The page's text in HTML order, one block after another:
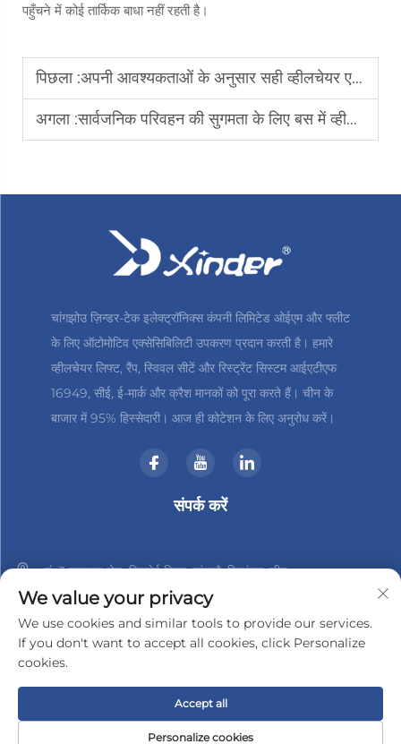
पहुँचने में कोई तार्किक बाधा नहीं रहती है।
पिछला :अपनी आवश्यकताओं के अनुसार सही व्हीलचेयर एक्सेसिबल वैन का चयन कैसे करें
अगला :सार्वजनिक परिवहन की सुगमता के लिए बस में व्हीलचेयर रैंप क्यों आवश्यक है
चांगझोउ ज़िन्डर-टेक इलेक्ट्रॉनिक्स कंपनी लिमिटेड ओईएम और फ्लीट
के लिए ऑटोमोटिव एक्सेसिबिलिटी उपकरण प्रदान करती है। हमारे
व्हीलचेयर लिफ्ट, रैंप, स्विवल सीटें और रिस्ट्रेंट सिस्टम आईएटीएफ
16949, सीई, ई-मार्क और क्रैश मानकों को पूरा करते हैं। चीन के
बाजार में 95% हिस्सेदारी। आज ही कोटेशन के लिए अनुरोध करें।
संपर्क करें
नं. 3 हानशान रोड, जिनबेई जिला, चांगझौ, जियांगसु, चीन
+86-18961288218
[email protected]
कॉपीराइट © 2025 चांगझौ जिंडर-टेक इलेक्ट्रॉनिक्स कंपनी, लिमिटेड द्वारा गोपनीयता नीति
We value your privacy
We use cookies and similar tools to provide our services.
If you don't want to accept all cookies, click Personalize
cookies.
Personalize cookies
Accept all